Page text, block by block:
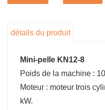
chenilles) peut
Pour distributeur
qualité pour vos
détails du produit
Mini-pelle KN12-8
Poids de la machine :
Moteur : moteur trois
kW.